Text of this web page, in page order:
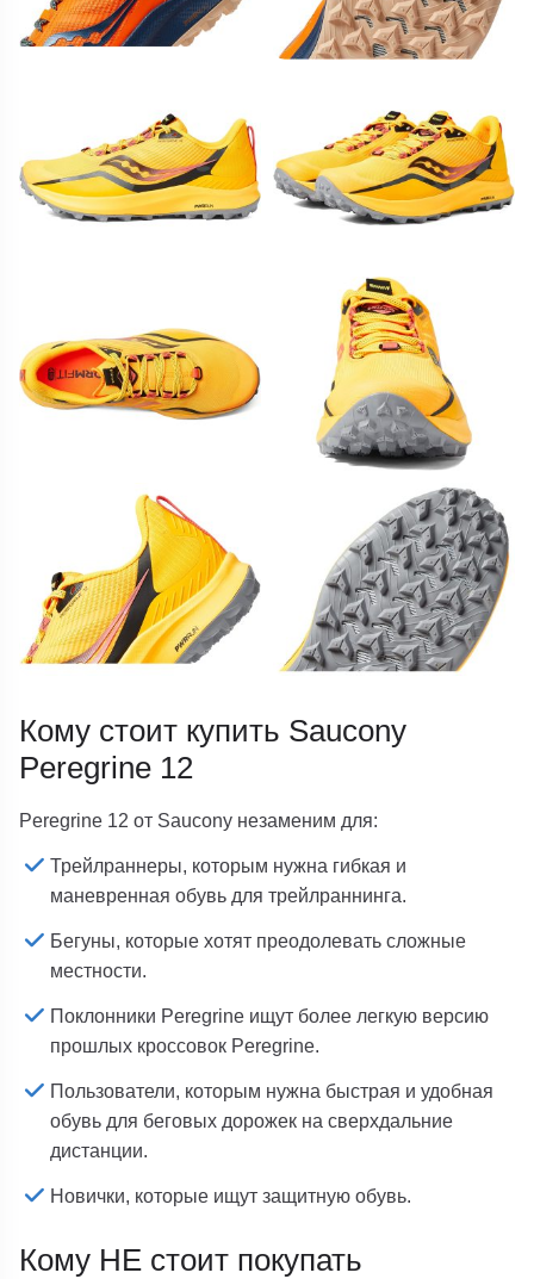
Кому стоит купить Saucony
Peregrine 12
Peregrine 12 от Saucony незаменим для:
Трейлраннеры, которым нужна гибкая и
маневренная обувь для трейлраннинга.
Бегуны, которые хотят преодолевать сложные
местности.
Поклонники Peregrine ищут более легкую версию
прошлых кроссовок Peregrine.
Пользователи, которым нужна быстрая и удобная
обувь для беговых дорожек на сверхдальние
дистанции.
Новички, которые ищут защитную обувь.
Кому НЕ стоит покупать